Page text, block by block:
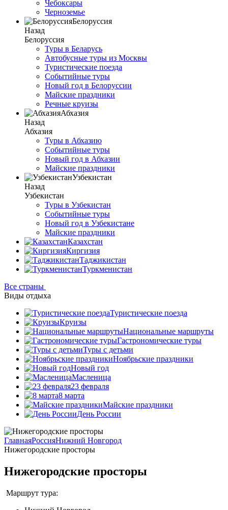
Чебоксары
Черноземье
Белоруссия
Назад
Белоруссия
Туры в Беларусь
Автобусные туры из Москвы
Туристические поезда
Событийные туры
Новый год в Белоруссии
Майские праздники
Речные круизы
Абхазия
Назад
Абхазия
Туры в Абхазию
Событийные туры
Новый год в Абхазии
Майские праздники
Узбекистан
Назад
Узбекистан
Туры в Узбекистан
Событийные туры
Новый год в Узбекистане
Майские праздники
Казахстан
Киргизия
Таджикистан
Туркменистан
Все страны
Виды отдыха
Туристические поезда
Круизы
Национальные маршруты
Гастрономические туры
Туры с детьми
Ноябрьские праздники
Новый год
Масленица
23 февраля
8 марта
Майские праздники
День России
ГлавнаяРоссияНижний Новгород
Нижегородские просторы
Нижегородские просторы
Маршрут тура: